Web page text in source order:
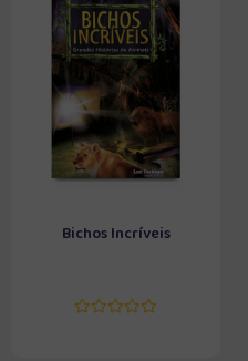
Bichos Incríveis